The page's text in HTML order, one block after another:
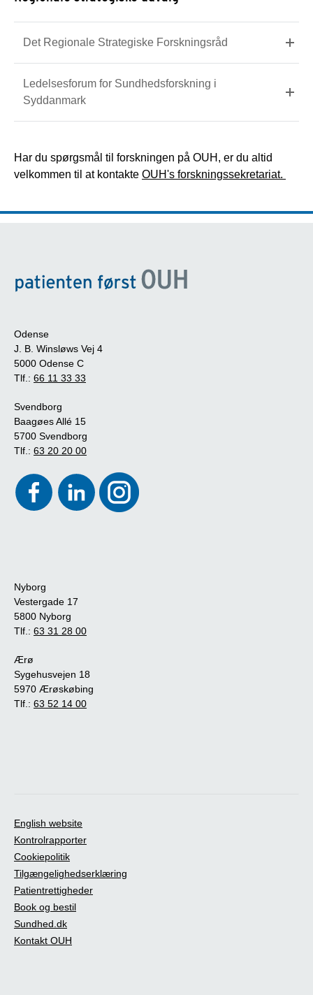
Det Regionale Strategiske Forskningsråd
Ledelsesforum for Sundhedsforskning i
Syddanmark
Har du spørgsmål til forskningen på OUH, er du altid
velkommen til at kontakte OUH's forskningssekretariat.
Odense
J. B. Winsløws Vej 4
5000 Odense C
Tlf.: 66 11 33 33
Svendborg
Baagøes Allé 15
5700 Svendborg
Tlf.: 63 20 20 00
Nyborg
Vestergade 17
5800 Nyborg
Tlf.: 63 31 28 00
Ærø
Sygehusvejen 18
5970 Ærøskøbing
Tlf.: 63 52 14 00
English website
Kontrolrapporter
Cookiepolitik
Tilgængelighedserklæring
Patientrettigheder
Book og bestil
Sundhed.dk
Kontakt OUH